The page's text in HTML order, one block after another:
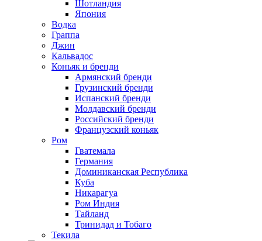
Шотландия
Япония
Водка
Граппа
Джин
Кальвадос
Коньяк и бренди
Армянский бренди
Грузинский бренди
Испанский бренди
Молдавский бренди
Российский бренди
Французский коньяк
Ром
Гватемала
Германия
Доминиканская Республика
Куба
Никарагуа
Ром Индия
Тайланд
Тринидад и Тобаго
Текила